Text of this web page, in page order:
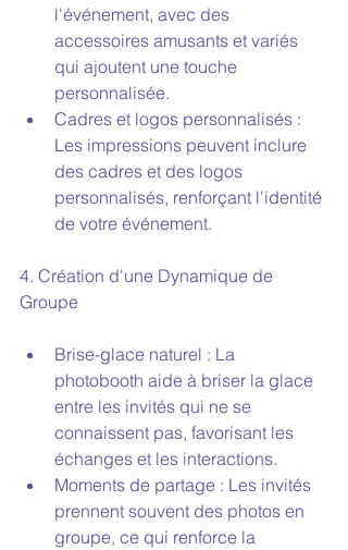
l'événement, avec des
accessoires amusants et variés
qui ajoutent une touche
personnalisée.
Cadres et logos personnalisés :
Les impressions peuvent inclure
des cadres et des logos
personnalisés, renforçant l'identité
de votre événement.
4. Création d'une Dynamique de
Groupe
Brise-glace naturel : La
photobooth aide à briser la glace
entre les invités qui ne se
connaissent pas, favorisant les
échanges et les interactions.
Moments de partage : Les invités
prennent souvent des photos en
groupe, ce qui renforce la